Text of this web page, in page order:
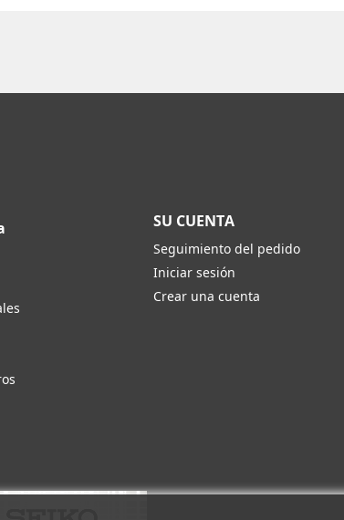
SU CUENTA
Seguimiento del pedido
Iniciar sesión
Crear una cuenta